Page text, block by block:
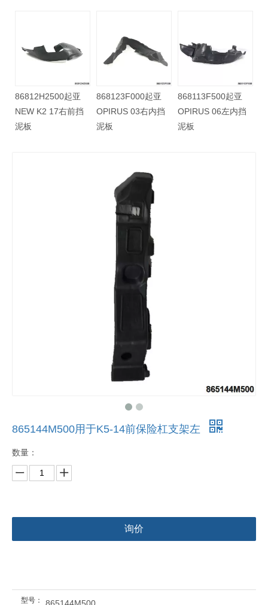
起亚
17右前挡
868123F000起亚
OPIRUS 03右内挡
868113F500起亚
OPIRUS 06左内挡
OPIRUS 06
865144M500用于K5-14前保险杠支架左
数量：
询价
型号： 865144M500